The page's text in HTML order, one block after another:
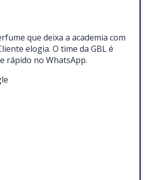
que deixa a academia com
elogia. O time da GBL é
rápido no WhatsApp.